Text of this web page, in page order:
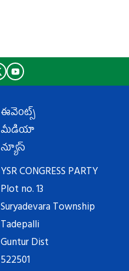
ఈవెంట్స్
మీడియా
న్యూస్
YSR CONGRESS PARTY
Plot no. 13
Suryadevara Township
Tadepalli
Guntur Dist
522501